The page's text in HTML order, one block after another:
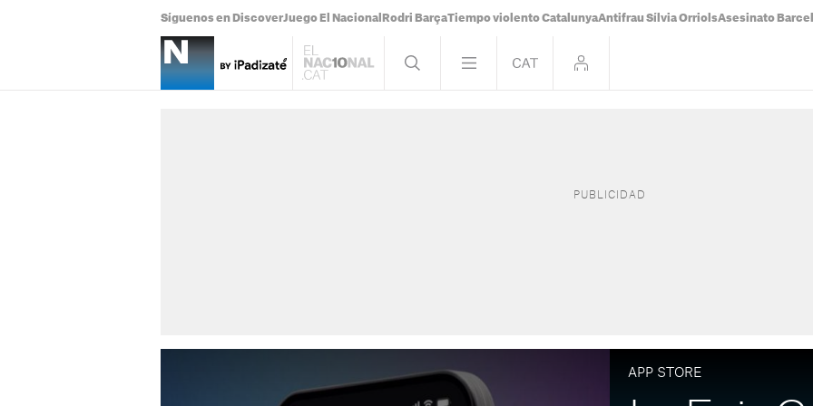
Síguenos en DiscoverJuego El Nacional Rodri BarçaTiempo violento CatalunyaAntifrau Sílvia OrriolsAsesinato
APP STORE